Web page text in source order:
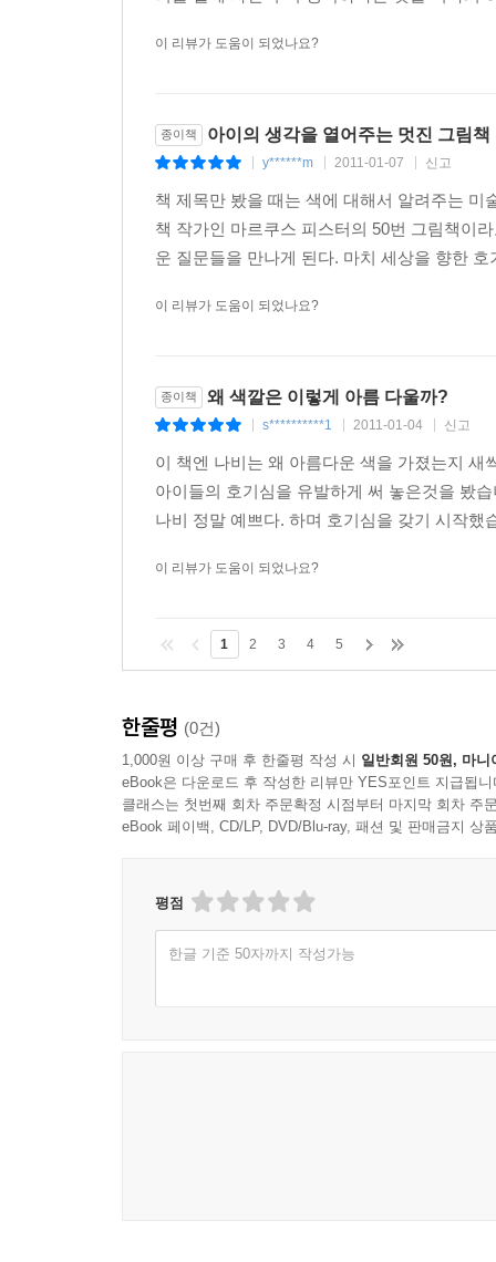
이 리뷰가 도움이 되었나요?
종이책 아이의 생각을 열어주는 멋진 그림책
y******m 2011-01-07 신고
책 제목만 봤을 때는 색에 대해서 알려주는
책 작가인 마르쿠스 피스터의 50번 그림책이
운 질문들을 만나게 된다. 마치 세상을 향한
이 리뷰가 도움이 되었나요?
종이책 왜 색깔은 이렇게 아름 다울까?
s**********1 2011-01-04 신고
이 책엔 나비는 왜 아름다운 색을 가졌는지
아이들의 호기심을 유발하게 써 놓은것을 봤
나비 정말 예쁘다. 하며 호기심을 갖기 시작
이 리뷰가 도움이 되었나요?
1 2 3 4 5
한줄평 (0건)
1,000원 이상 구매 후 한줄평 작성 시 일반회원 50원, 마니
eBook은 다운로드 후 작성한 리뷰만 YES포인트 지급됩니
클래스는 첫번째 회차 주문확정 시점부터 마지막 회차 주
eBook 페이백, CD/LP, DVD/Blu-ray, 패션 및 판매금지 상
평점
한글 기준 50자까지 작성가능